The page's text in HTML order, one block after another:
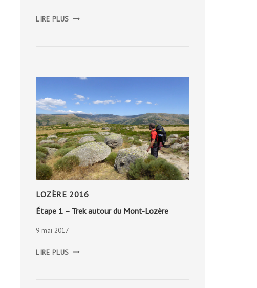
LIRE PLUS FONTANARIDE
LOZÈRE 2016
Étape 1 – Trek autour du Mont-Lozère
9 mai 2017
LIRE PLUS